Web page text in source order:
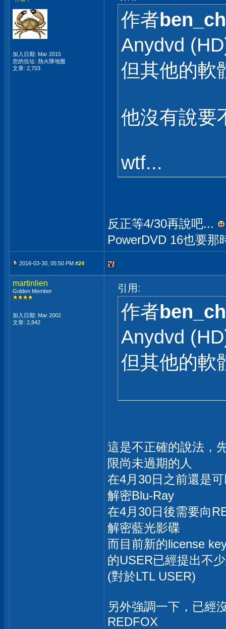
加入日期: Mar 2015
您的住址: 熱火隊地盤
文章: 2,703
作者
Anydvd
但其他的軟
他沒有說要
wtf...
反正等4/30再說吧...
PowerDVD 16也要那
2016-03-30, 05:50 PM #24
martinlien
Golden Member
加入日期: Mar 2002
文章: 2,842
引用:
作者
Anydvd
但其他的軟
這是不正確的說法，
限尚未過期的人
在4月30日之前還是
解密Blu-Ray
在4月30日後需要向
解密藍光影碟
而目前新的license
的USER已經提出不
(對於LTL USER)
另外強調一下，已經
REDFOX